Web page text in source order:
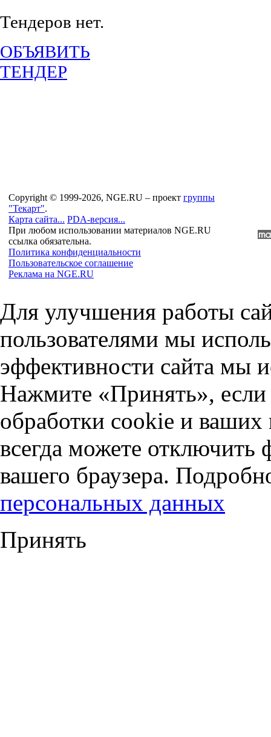
Тендеров нет.
ОБЪЯВИТЬ
ТЕНДЕР
Copyright © 1999-2026, NGE.RU – проект группы
"Текарт".
Карта сайта... PDA-версия...
При любом использовании материалов NGE.RU
ссылка обязательна.
Политика конфиденциальности
Пользовательское соглашение
Реклама на NGE.RU
Для улучшения работы
пользователями мы
эффективности сайта мы
Нажмите «Принять», если
обработки cookie и
всегда можете отключить
вашего браузера.
персональных данных
Принять